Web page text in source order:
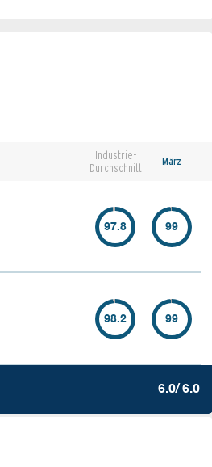
Industrie-
Durchschnitt
März
97.8 99
98.2 99
6.0/ 6.0